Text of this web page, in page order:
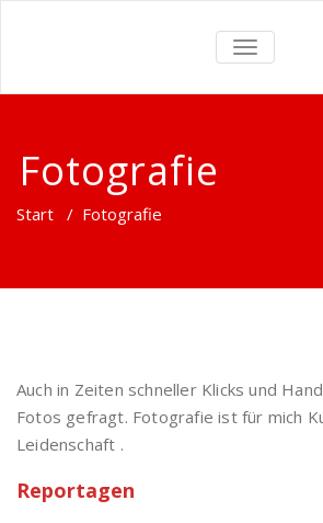
TOGGLE
Fotografie
Start / Fotografie
Auch in Zeiten schneller Klicks und
Fotos gefragt. Fotografie ist für mich
Leidenschaft .
Reportagen